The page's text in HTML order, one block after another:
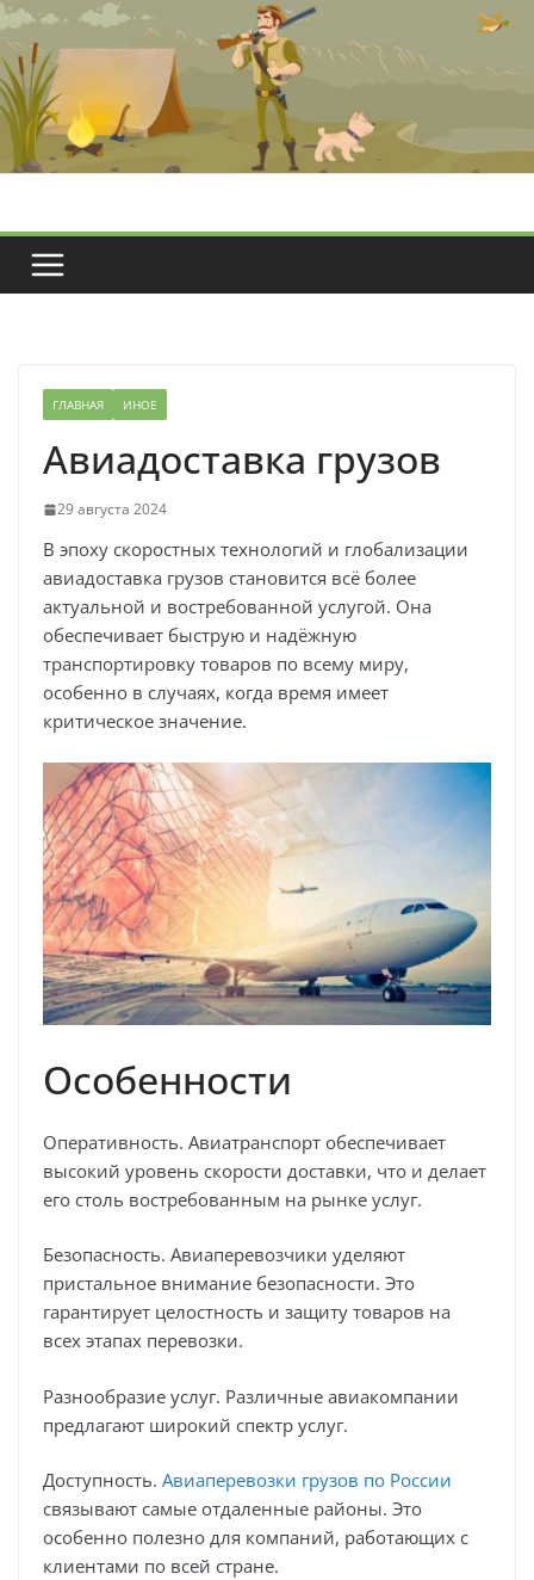
Перейти
содержимому
ГЛАВНАЯ ИНОЕ
Авиадоставка грузов
29 августа 2024
В эпоху скоростных технологий и глобализации
авиадоставка грузов становится всё более
актуальной и востребованной услугой. Она
обеспечивает быструю и надёжную
транспортировку товаров по всему миру,
особенно в случаях, когда время имеет
критическое значение.
Особенности
Оперативность. Авиатранспорт обеспечивает
высокий уровень скорости доставки, что и делает
его столь востребованным на рынке услуг.
Безопасность. Авиаперевозчики уделяют
пристальное внимание безопасности. Это
гарантирует целостность и защиту товаров на
всех этапах перевозки.
Разнообразие услуг. Различные авиакомпании
предлагают широкий спектр услуг.
Доступность. Авиаперевозки грузов по России
связывают самые отдаленные районы. Это
особенно полезно для компаний, работающих с
клиентами по всей стране.